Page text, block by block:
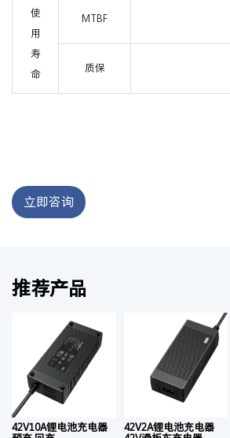
使
用
寿
命
MTBF
质保
立即咨询
推荐产品
42V10A锂电池充电器
42V2A锂电池充电器